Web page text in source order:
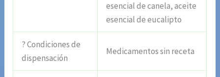
esencial de canela, aceite
esencial de eucalipto
? Condiciones de
dispensación
Medicamentos sin receta